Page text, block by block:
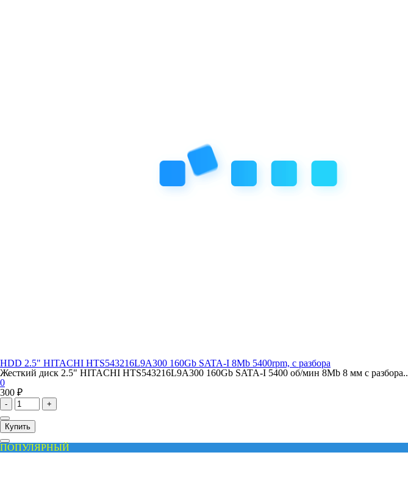
HDD 2.5" HITACHI HTS543216L9A300 160Gb SATA-I 8Mb 5400rpm, с разбора
Жесткий диск 2.5" HITACHI HTS543216L9A300 160Gb SATA-I 5400 об/мин 8Mb 8 мм с разбора..
0
300 ₽
- +
Купить
ПОПУЛЯРНЫЙ